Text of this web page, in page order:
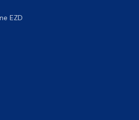
EZD